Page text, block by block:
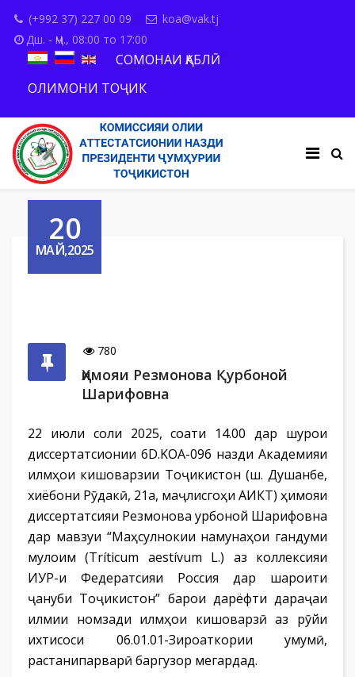
(+992 37) 227 00 09
koa@vak.tj
Дш. - Ҷм., 08:00 то 17:00
СОМОНАИ ҚАБЛӢ
ОЛИМОНИ ТОҶИК
20
МАЙ,2025
780
Ҳимояи Резмонова Қурбоной
Шарифовна
22 июли соли 2025, соати 14.00 дар шурои
диссертатсионии 6D.KOA-096 назди Академияи
илмҳои кишоварзии Тоҷикистон (ш. Душанбе,
хиёбони Рӯдакӣ, 21а, маҷлисгоҳи АИКТ) ҳимояи
диссертатсияи Резмонова Қурбоной Шарифовна
дар мавзуи “Маҳсулнокии намунаҳои гандуми
мулоим (Tríticum aestívum L.) аз коллексияи
ИУР-и Федератсияи Россия дар шароити
ҷануби Тоҷикистон” барои дарёфти дараҷаи
илмии номзади илмҳои кишоварзӣ аз рӯйи
ихтисоси 06.01.01-Зироаткории умумӣ,
растанипарварӣ баргузор мегардад.